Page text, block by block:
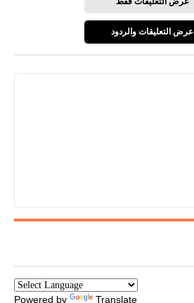
عرض التعليقات والردود
Powered by Translate